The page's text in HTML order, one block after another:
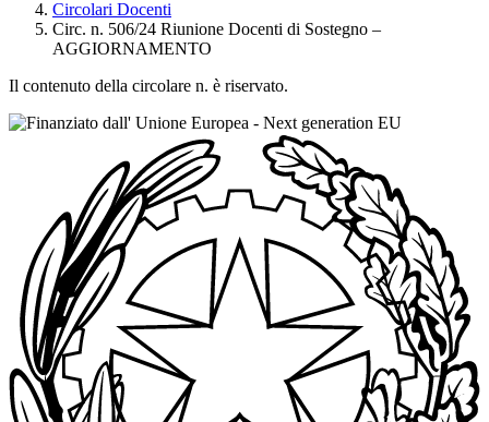
Circolari Docenti
Circ. n. 506/24 Riunione Docenti di Sostegno –
AGGIORNAMENTO
Il contenuto della circolare n. è riservato.